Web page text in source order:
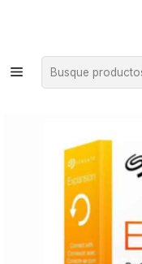
¡Compra hasta mediodía y
Santiago. Envío gratis
Computación y
Disco Duro